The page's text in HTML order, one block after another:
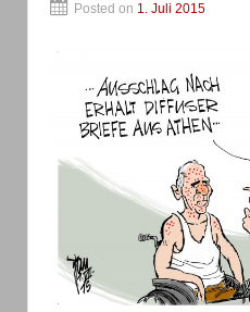
Posted on 1. Juli 2015